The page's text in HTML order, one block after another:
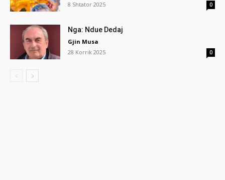
8 Shtator 2025
0
Nga: Ndue Dedaj
Gjin Musa
28 Korrik 2025
0